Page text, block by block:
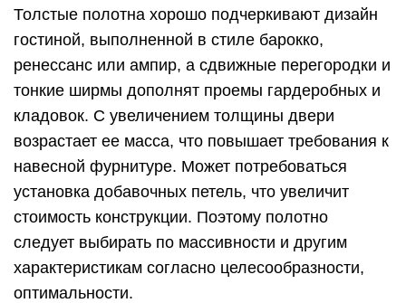
Толстые полотна хорошо подчеркивают дизайн
гостиной, выполненной в стиле барокко,
ренессанс или ампир, а сдвижные перегородки и
тонкие ширмы дополнят проемы гардеробных и
кладовок. С увеличением толщины двери
возрастает ее масса, что повышает требования к
навесной фурнитуре. Может потребоваться
установка добавочных петель, что увеличит
стоимость конструкции. Поэтому полотно
следует выбирать по массивности и другим
характеристикам согласно целесообразности,
оптимальности.